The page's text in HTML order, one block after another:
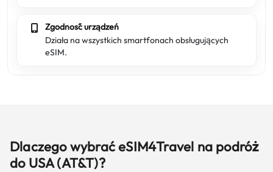
Zgodność urządzeń
Działa na wszystkich smartfonach obsługujących
eSIM.
Dlaczego wybrać eSIM4Travel na podróż
do USA (AT&T)?